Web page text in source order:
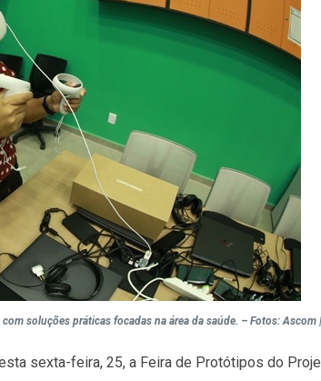
soluções práticas focadas na área da saúde. – Fotos: Ascom |
sexta-feira, 25, a Feira de Protótipos do